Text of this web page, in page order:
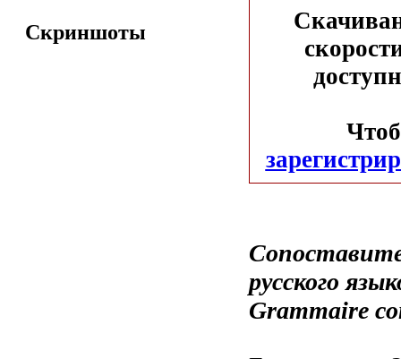
Скриншоты
русского
Grammaire